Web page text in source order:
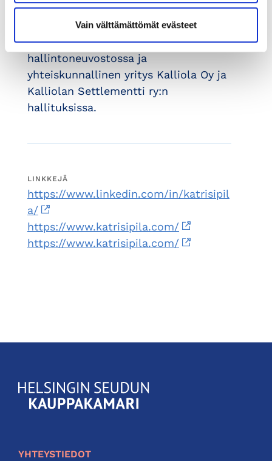
Vain välttämättömät evästeet
and Coaching Council EMCC Finaland
ry:n hallituksessa, Ahokkaan
lääketieteellisen säätiön
hallintoneuvostossa ja
yhteiskunnallinen yritys Kalliola Oy ja
Kalliolan Settlementti ry:n
hallituksissa.
LINKKEJÄ
https://www.linkedin.com/in/katrisipil
a/
https://www.katrisipila.com/
https://www.katrisipila.com/
KauppakamariHelsingin
seudun
YHTEYSTIEDOT